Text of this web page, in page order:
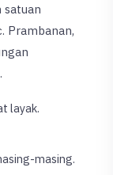
satuan
Prambanan,
layak.
masing.